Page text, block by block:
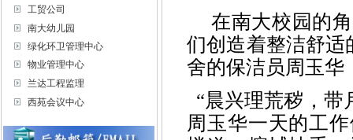
工贸公司
南大幼儿园
绿化环卫管理中心
物业管理中心
兰达工程监理
西苑会议中心
在南大校园的
们创造着整洁舒
舍的保洁员周玉华
“晨兴理荒秽，带
周玉华一天的工